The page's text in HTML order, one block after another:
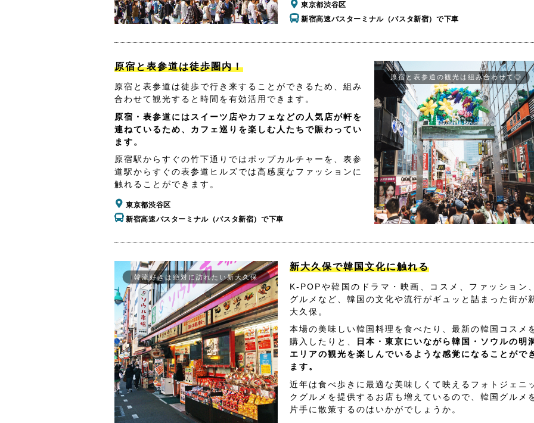
東京都渋谷区
新宿高速バスターミナル（バスタ新宿）で下車
原宿と表参道は徒歩圏内！
原宿と表参道は徒歩で行き来することができるため、組み
合わせて観光すると時間を有効活用できます。
原宿・表参道にはスイーツ店やカフェなどの人気店が軒を
連ねているため、カフェ巡りを楽しむ人たちで賑わってい
ます。
原宿駅からすぐの竹下通りではポップカルチャーを、表参
道駅からすぐの表参道ヒルズでは高感度なファッションに
触れることができます。
東京都渋谷区
新宿高速バスターミナル（バスタ新宿）で下車
原宿と表参道の観光は組み合わせて◎
韓流好きは絶対に訪れたい新大久保
新大久保で韓国文化に触れる
K-POPや韓国のドラマ・映画、コスメ、ファッション
グルメなど、韓国の文化や流行がギュッと詰まった街が
大久保。
本場の美味しい韓国料理を食べたり、最新の韓国コスメ
購入したりと、
日本・東京にいながら韓国・ソウルの明
エリアの観光を楽しんでいるような感覚になることがで
ます。
近年は食べ歩きに最適な美味しくて映えるフォトジェニ
クグルメを提供するお店も増えているので、韓国グルメ
片手に散策するのはいかがでしょうか。